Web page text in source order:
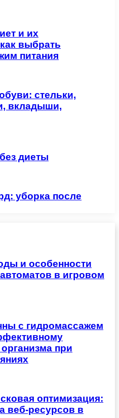
и их
выбрать
питания
стельки,
вкладыши,
диеты
уборка после
и особенности
в игровом
с гидромассажем
при
оптимизация:
веб-ресурсов в